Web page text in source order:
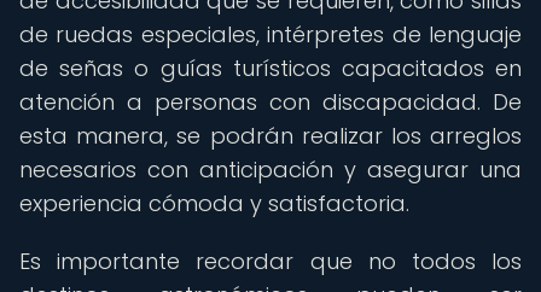
de ruedas especiales, intérpretes de lenguaje
de señas o guías turísticos capacitados en
atención a personas con discapacidad. De
esta manera, se podrán realizar los arreglos
necesarios con anticipación y asegurar una
experiencia cómoda y satisfactoria.
Es importante recordar que no todos los